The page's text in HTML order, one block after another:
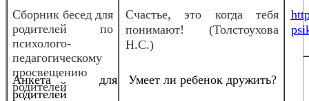
Анкета для
родителей
Умеет ли ребенок дружить?
Сборник бесед для
родителей по
психолого-
педагогическому
просвещению
родителей
Счастье, это когда тебя
понимают! (Толстоухова
Н.С.)